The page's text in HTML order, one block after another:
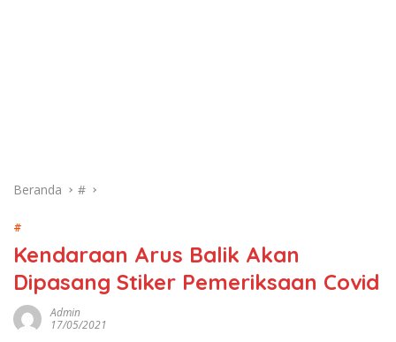
Beranda #
#
Kendaraan Arus Balik Akan
Dipasang Stiker Pemeriksaan Covid
Admin
17/05/2021